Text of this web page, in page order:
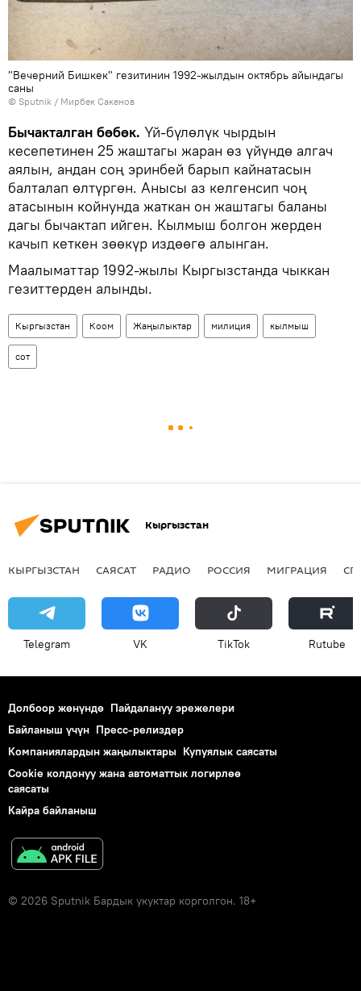
"Вечерний Бишкек" гезитинин 1992-жылдын октябрь айындагы
саны
© Sputnik / Мирбек Сакенов
Бычакталган бөбөк. Үй-бүлөлүк чырдын
кесепетинен 25 жаштагы жаран өз үйүндө алгач
аялын, андан соң эринбей барып кайнатасын
балталап өлтүргөн. Анысы аз келгенсип чоң
атасынын койнунда жаткан он жаштагы баланы
дагы бычактап ийген. Кылмыш болгон жерден
качып кеткен зөөкүр издөөгө алынган.
Маалыматтар 1992-жылы Кыргызстанда чыккан
гезиттерден алынды.
Кыргызстан Коом Жаңылыктар милиция кылмыш
сот
Кыргызстан
КЫРГЫЗСТАН САЯСАТ РАДИО РОССИЯ МИГРАЦИЯ
Telegram VK ТikТоk Rutube
Долбоор жөнүндө Пайдалануу эрежелери
Байланыш үчүн Пресс-релиздер
Компаниялардын жаңылыктары Купуялык саясаты
Cookie колдонуу жана автоматтык логирлөө
саясаты
Кайра байланыш
© 2026 Sputnik Бардык укуктар корголгон. 18+